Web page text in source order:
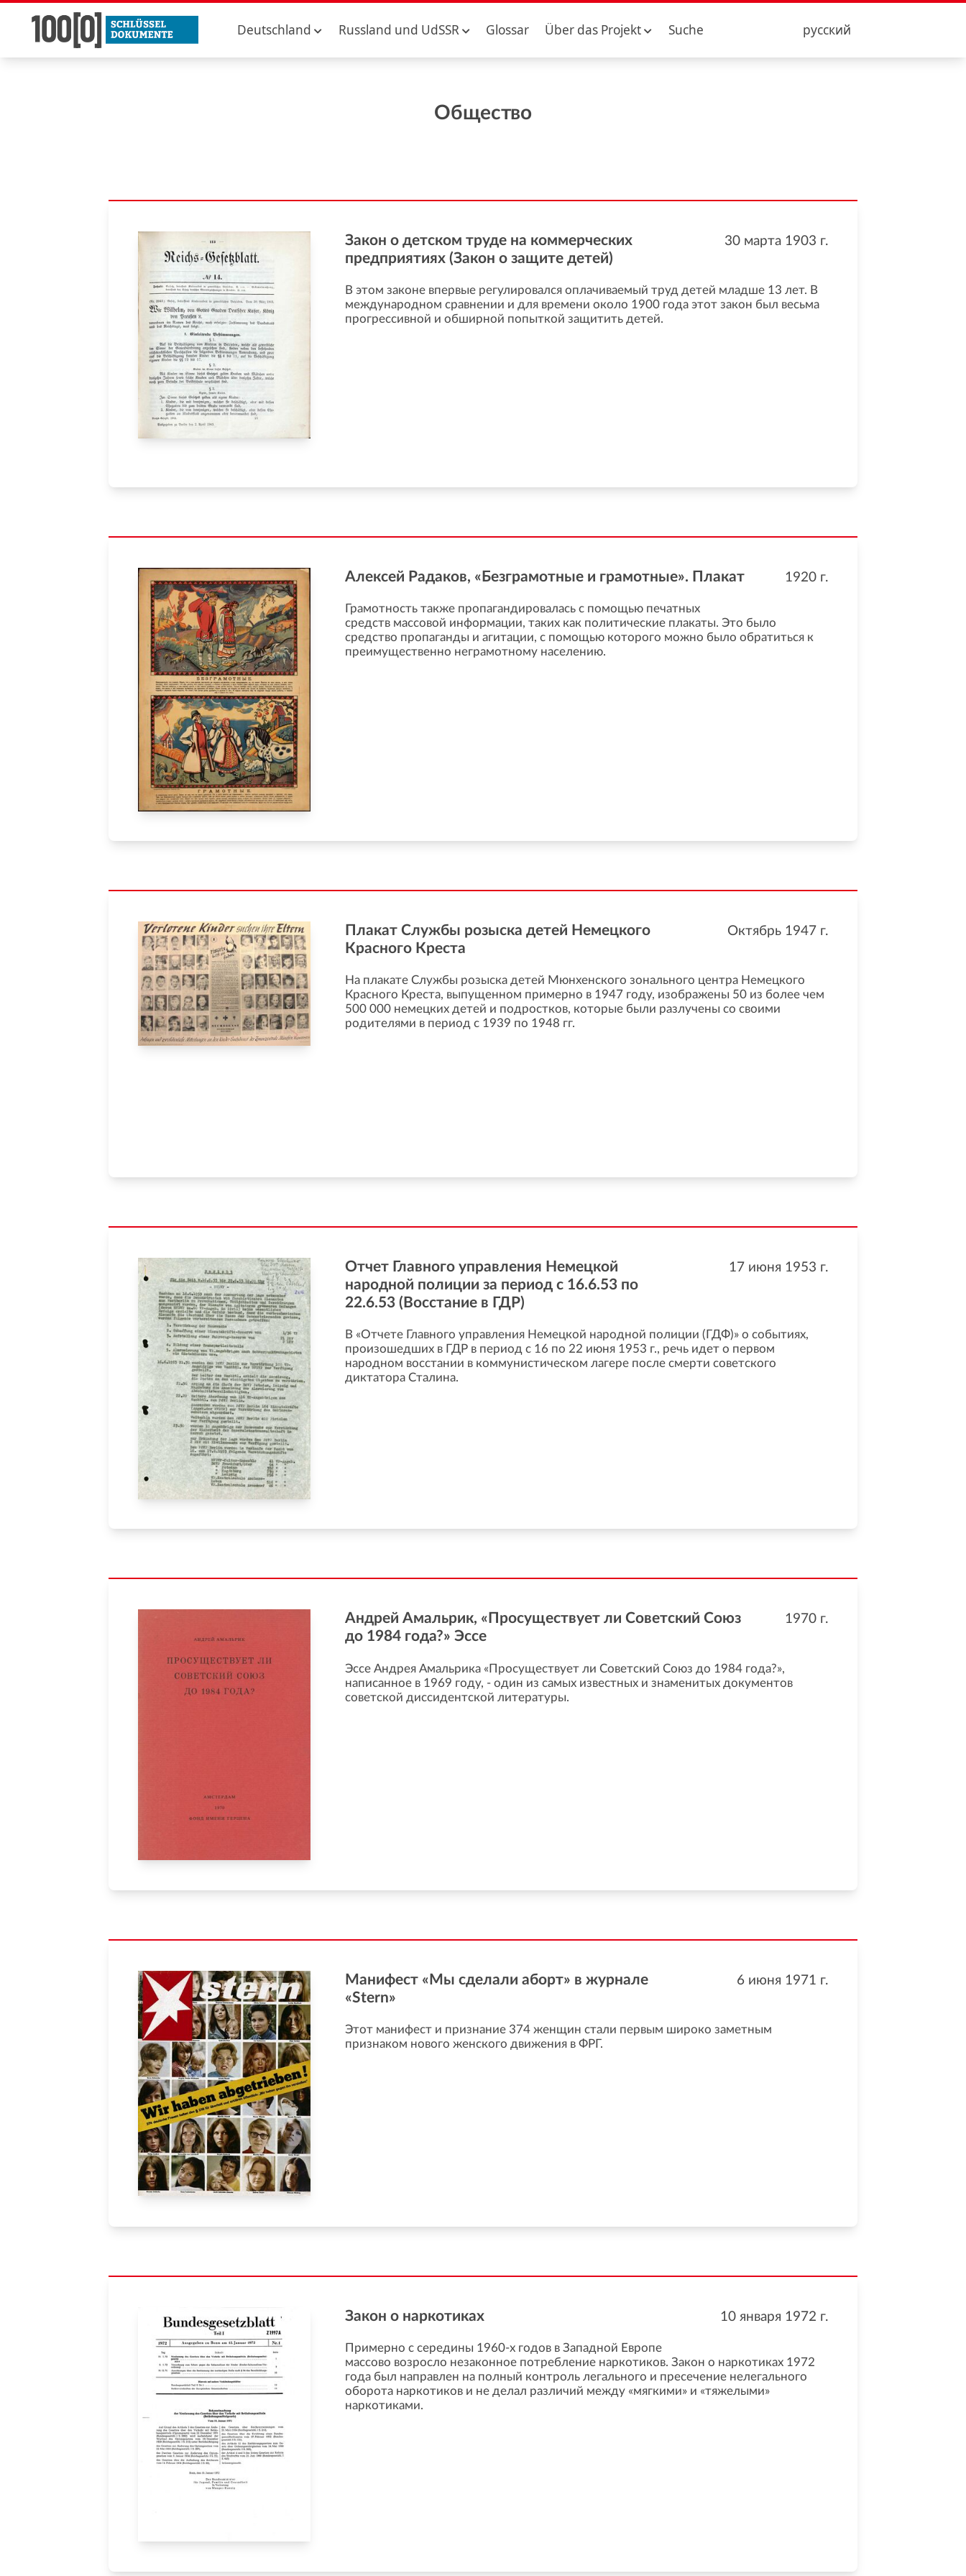
Deutschland Russland und UdSSR Glossar Über das Projekt Suche русский
Общество
30 марта 1903 г.
Закон о детском труде на коммерческих
предприятиях (Закон о защите детей)
В этом законе впервые регулировался оплачиваемый труд детей младше 13 лет. В
международном сравнении и для времени около 1900 года этот закон был весьма
прогрессивной и обширной попыткой защитить детей.
1920г.
Aлексей Радаков, «Безграмотные и грамотные». Плакат
Грамотность также пропагандировалась с помощью печатных
средств массовой информации, таких как политические плакаты. Это было
средство пропаганды и агитации, с помощью которого можно было обратиться к
преимущественно неграмотному населению.
Октябрь 1947г.
Плакат Службы розыска детей Немецкого
Красного Креста
На плакате Службы розыска детей Мюнхенского зонального центра Немецкого
Красного Креста, выпущенном примерно в 1947 году, изображены 50 из более чем
500 000 немецких детей и подростков, которые были разлучены со своими
родителями в период с 1939 по 1948 гг.
17 июня 1953 г.
Отчет Главного управления Немецкой
народной полиции за период с 16.6.53 по
22.6.53 (Восстание в ГДР)
В «Отчете Главного управления Немецкой народной полиции (ГДФ)» о событиях,
произошедших в ГДР в период с 16 по 22 июня 1953 г., речь идет о первом
народном восстании в коммунистическом лагере после смерти советского
диктатора Сталина.
1970г.
Андрей Амальрик, «Просуществует ли Советский Союз
до 1984 года?» Эссе
Эссе Андрея Амальрика «Просуществует ли Советский Союз до 1984 года?»,
написанное в 1969 году, - один из самых известных и знаменитых документов
советской диссидентской литературы.
6 июня 1971 г.
Манифест «Мы сделали аборт» в журнале
«Stern»
Этот манифест и признание 374 женщин стали первым широко заметным
признаком нового женского движения в ФРГ.
10 января 1972 г.
Закон о наркотиках
Примерно с середины 1960-х годов в Западной Европе
массово возросло незаконное потребление наркотиков. Закон о наркотиках 1972
года был направлен на полный контроль легального и пресечение нелегального
оборота наркотиков и не делал различий между «мягкими» и «тяжелыми»
наркотиками.